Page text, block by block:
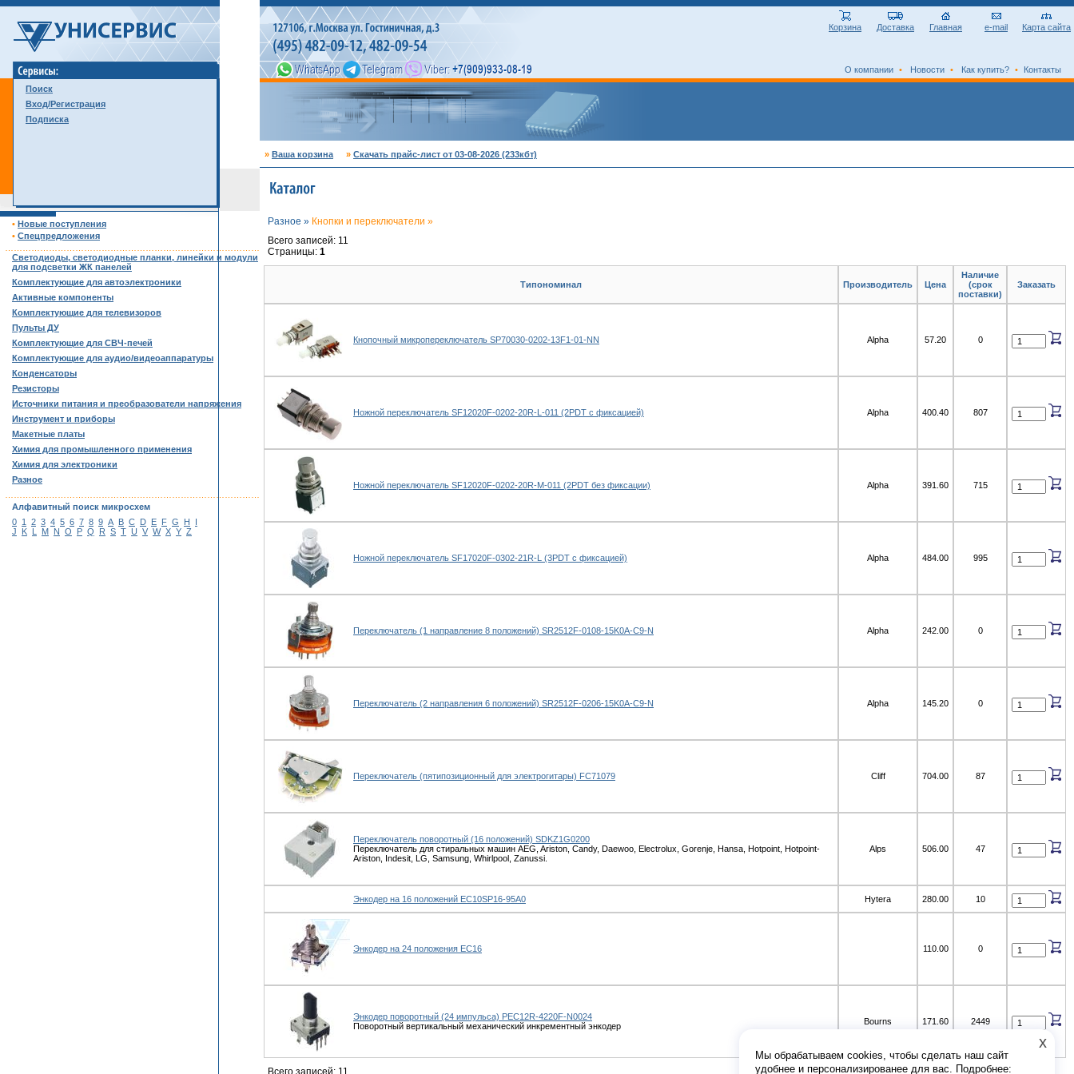
x
Мы обрабатываем cookies, чтобы сделать наш сайт
удобнее и персонализированее для вас. Подробнее:
Поиск
Вход/Регистрация
Подписка
Корзина Доставка Главная e-mail Карта сайта
О компании • Новости • Как купить? • Контакты
» Ваша корзина » Скачать прайс-лист от 03-08-2026 (233кбт)
• Новые поступления
• Спецпредложения
Светодиоды, светодиодные планки, линейки и модули
для подсветки ЖК панелей
Комплектующие для автоэлектроники
Активные компоненты
Комплектующие для телевизоров
Пульты ДУ
Комплектующие для СВЧ-печей
Комплектующие для аудио/видеоаппаратуры
Конденсаторы
Резисторы
Источники питания и преобразователи напряжения
Инструмент и приборы
Макетные платы
Химия для промышленного применения
Химия для электроники
Разное
Алфавитный поиск микросхем
0 1 2 3 4 5 6 7 8 9 A B C D E F G H
I
J
K L M N O P Q R S T U V W X Y Z
Разное » Кнопки и переключатели »
Всего записей: 11
Страницы: 1
Типономинал Производитель Цена
Наличие
(срок
поставки)
Заказать
Кнопочный микропереключатель SP70030-0202-13F1-01-NN Alpha 57.20 0
Ножной переключатель SF12020F-0202-20R-L-011 (2PDT с фиксацией) Alpha 400.40 807
Ножной переключатель SF12020F-0202-20R-M-011 (2PDT без фиксации) Alpha 391.60 715
Ножной переключатель SF17020F-0302-21R-L (3PDT с фиксацией) Alpha 484.00 995
Переключатель (1 направление 8 положений) SR2512F-0108-15K0A-C9-N Alpha 242.00 0
Переключатель (2 направления 6 положений) SR2512F-0206-15K0A-C9-N Alpha 145.20 0
Переключатель (пятипозиционный для электрогитары) FC71079 Cliff 704.00 87
Переключатель поворотный (16 положений) SDKZ1G0200
Переключатель для стиральных машин AEG, Ariston, Candy, Daewoo, Electrolux, Gorenje, Hansa, Hotpoint, Hotpoint-
Ariston, Indesit, LG, Samsung, Whirlpool, Zanussi.
Alps 506.00 47
Энкодер на 16 положений EC10SP16-95A0 Hytera 280.00 10
Энкодер на 24 положения EC16 110.00 0
Энкодер поворотный (24 импульса) PEC12R-4220F-N0024
Поворотный вертикальный механический инкрементный энкодер
Bourns 171.60 2449
Всего записей: 11